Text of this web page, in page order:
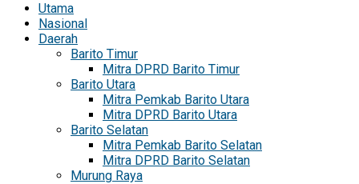
Utama
Nasional
Daerah
Barito Timur
Mitra DPRD Barito Timur
Barito Utara
Mitra Pemkab Barito Utara
Mitra DPRD Barito Utara
Barito Selatan
Mitra Pemkab Barito Selatan
Mitra DPRD Barito Selatan
Murung Raya